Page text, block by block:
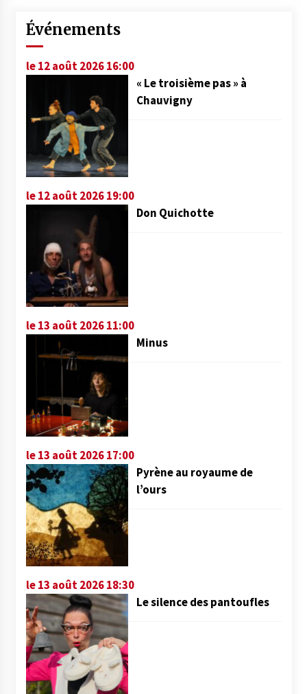
Événements
le 12 août 2026 16:00
« Le troisième pas » à
Chauvigny
le 12 août 2026 19:00
Don Quichotte
le 13 août 2026 11:00
Minus
le 13 août 2026 17:00
Pyrène au royaume de
l’ours
le 13 août 2026 18:30
Le silence des pantoufles